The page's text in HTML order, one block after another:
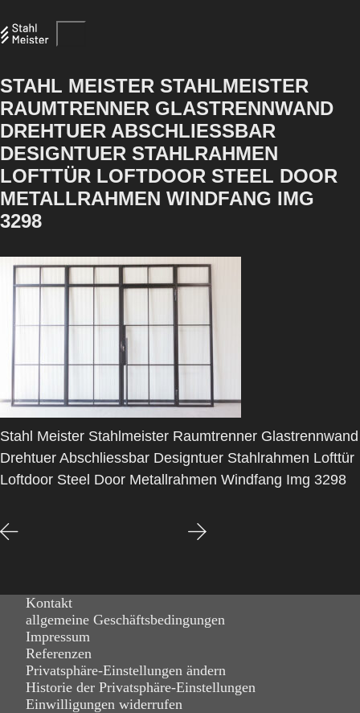
STAHL MEISTER STAHLMEISTER
RAUMTRENNER GLASTRENNWAND
DREHTUER ABSCHLIESSBAR
DESIGNTUER STAHLRAHMEN
LOFTTÜR LOFTDOOR STEEL DOOR
METALLRAHMEN WINDFANG IMG
3298
Stahl Meister Stahlmeister Raumtrenner Glastrennwand
Drehtuer Abschliessbar Designtuer Stahlrahmen Lofttür
Loftdoor Steel Door Metallrahmen Windfang Img 3298
Kontakt
allgemeine Geschäftsbedingungen
Impressum
Referenzen
Privatsphäre-Einstellungen ändern
Historie der Privatsphäre-Einstellungen
Einwilligungen widerrufen